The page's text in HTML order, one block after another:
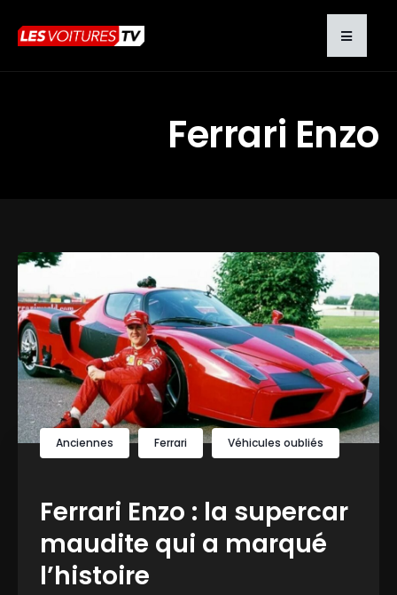
Ferrari Enzo
Anciennes Ferrari Véhicules oubliés
Ferrari Enzo : la supercar
maudite qui a marqué
l’histoire